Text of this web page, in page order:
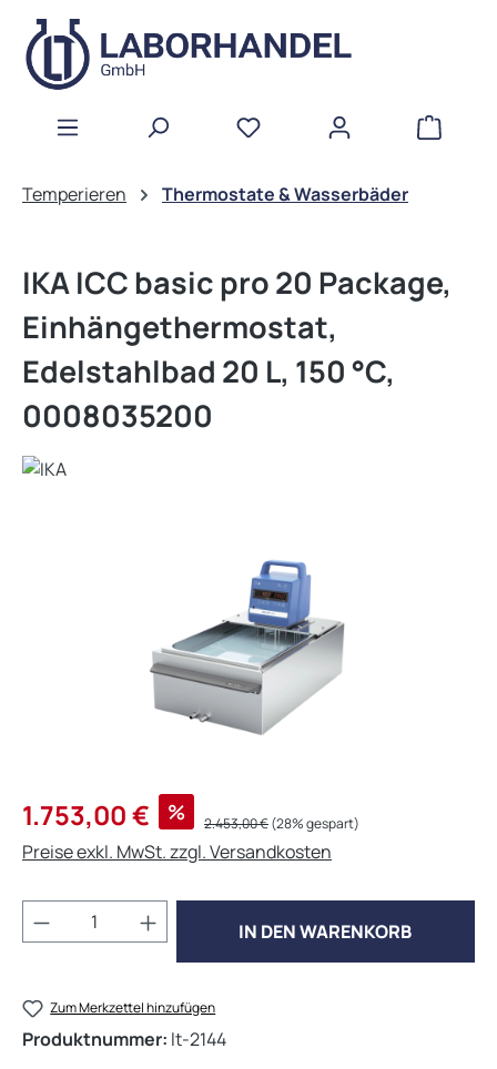
Zum Hauptinhalt springen
Temperieren Thermostate & Wasserbäder
IKA ICC basic pro 20 Package,
Einhängethermostat,
Edelstahlbad 20 L, 150 °C,
0008035200
Verkaufspreis:
1.753,00 € % Regulärer Preis:
2.453,00 €(28% gespart)
Preise exkl. MwSt. zzgl. Versandkosten
Produkt Anzahl: Gib den gewünschten
IN DEN WARENKORB
Zum Merkzettel hinzufügen
Produktnummer: lt-2144